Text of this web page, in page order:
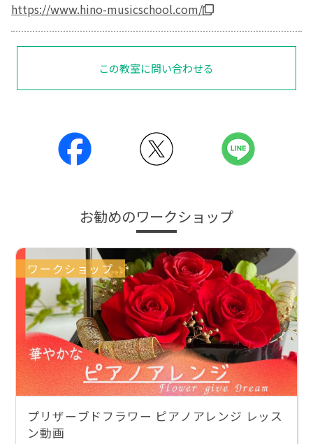
https://www.hino-musicschool.com/
この教室に問い合わせる
お勧めのワークショップ
ワークショップ
プリザーブドフラワー ピアノアレンジ レッス
ン動画